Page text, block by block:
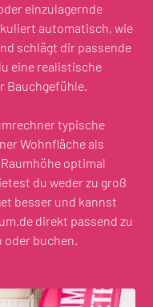
einzulagernde
automatisch, wie
schlägt dir passende
eine realistische
Bauchgefühle.
typische
Wohnfläche als
optimal
du weder zu groß
besser und kannst
direkt passend zu
oder buchen.